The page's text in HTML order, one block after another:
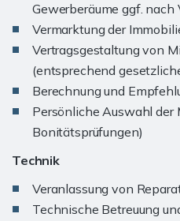
Gewerberäume ggf. nach
Vermarktung der
Vertragsgestaltung von
(entsprechend
Berechnung und
Persönliche Auswahl der
Bonitätsprüfungen)
Technik
Veranlassung von
Technische Betreuung